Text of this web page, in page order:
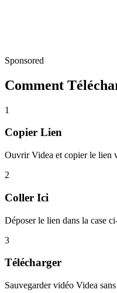
Sponsored
Comment
1
Copier Lien
Ouvrir Videa et copier le lien
2
Coller Ici
Déposer le lien dans la case
3
Télécharger
Sauvegarder vidéo Videa